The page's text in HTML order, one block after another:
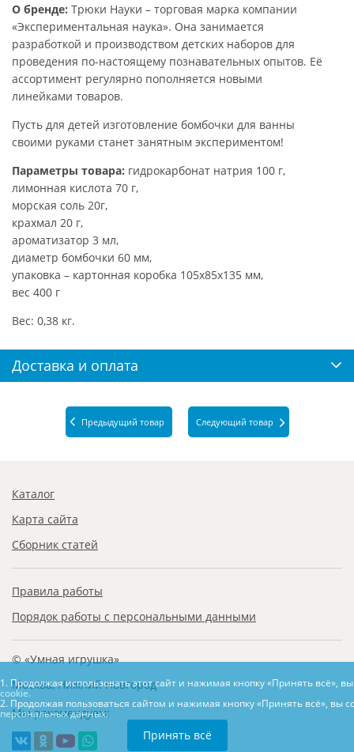
О бренде: Трюки Науки – торговая марка компании
«Экспериментальная наука». Она занимается
разработкой и производством детских наборов для
проведения по-настоящему познавательных опытов. Её
ассортимент регулярно пополняется новыми
линейками товаров.
Пусть для детей изготовление бомбочки для ванны
своими руками станет занятным экспериментом!
Параметры товара: гидрокарбонат натрия 100 г,
лимонная кислота 70 г,
морская соль 20г,
крахмал 20 г,
ароматизатор 3 мл,
диаметр бомбочки 60 мм,
упаковка – картонная коробка 105х85х135 мм,
вес 400 г
Вес: 0,38 кг.
Доставка и оплата
Предыдущий товар Следующий товар
Каталог
Карта сайта
Сборник статей
Правила работы
Порядок работы с персональными данными
© «Умная игрушка»
Москва, Нижний Новгород
Мы рекомендуем:
1. Продолжая использовать этот сайт и нажимая кнопку «Принять всё»,
cookie.
2. Продолжая пользоваться сайтом и нажимая кнопку «Принять всё», вы
персональных данных.
Принять всё